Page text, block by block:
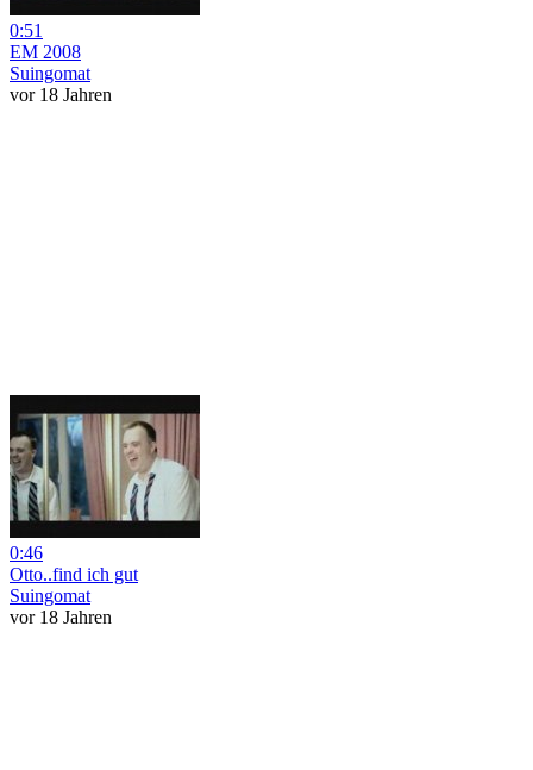
0:51
EM 2008
Suingomat
vor 18 Jahren
0:46
Otto..find ich gut
Suingomat
vor 18 Jahren